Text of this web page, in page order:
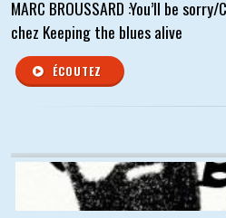
MARC BROUSSARD :You’ll be sorry/
chez Keeping the blues alive
ÉCOUTEZ